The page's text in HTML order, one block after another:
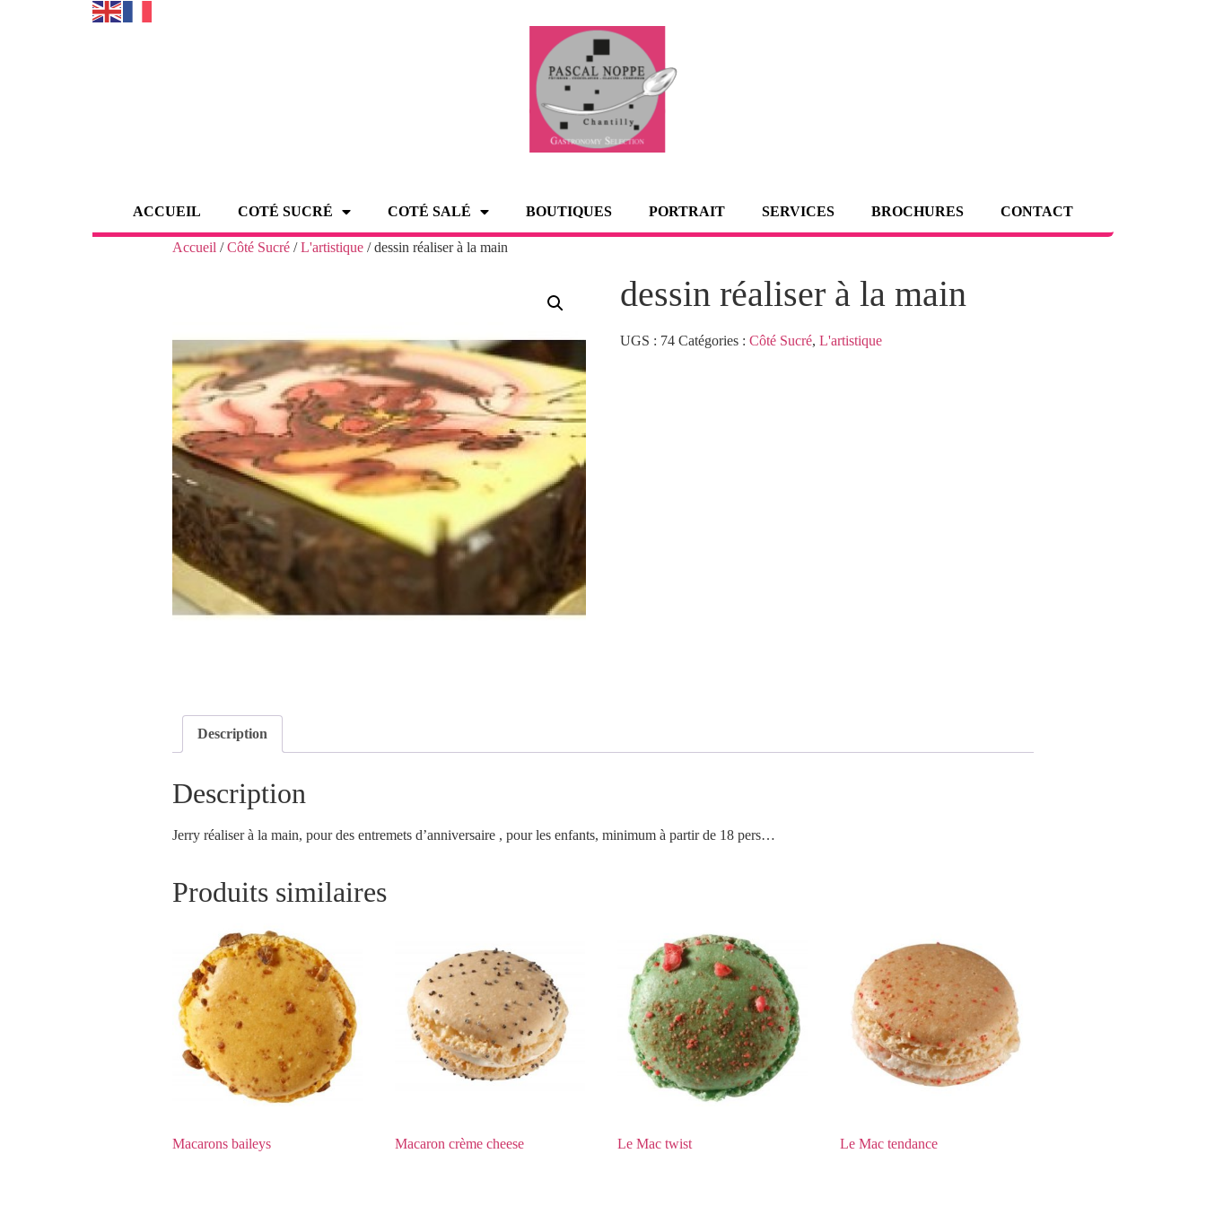
ACCUEIL COTÉ SUCRÉ COTÉ SALÉ BOUTIQUES PORTRAIT SERVICES BROCHURES CONTACT
Accueil /Côté Sucré /L'artistique / dessin réaliser à la main
dessin réaliser à la main
UGS : 74 Catégories :Côté Sucré,L'artistique
Description
Description
Jerry réaliser à la main, pour des entremets d’anniversaire , pour les enfants, minimum à partir de 18 pers…
Produits similaires
Macarons baileys Macaron crème cheese Le Mac twist Le Mac tendance